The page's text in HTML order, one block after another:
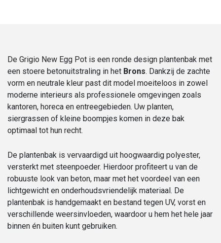
De Grigio New Egg Pot is een ronde design plantenbak met
een stoere betonuitstraling in het Brons. Dankzij de zachte
vorm en neutrale kleur past dit model moeiteloos in zowel
moderne interieurs als professionele omgevingen zoals
kantoren, horeca en entreegebieden. Uw planten,
siergrassen of kleine boompjes komen in deze bak
optimaal tot hun recht.
De plantenbak is vervaardigd uit hoogwaardig polyester,
versterkt met steenpoeder. Hierdoor profiteert u van de
robuuste look van beton, maar met het voordeel van een
lichtgewicht en onderhoudsvriendelijk materiaal. De
plantenbak is handgemaakt en bestand tegen UV, vorst en
verschillende weersinvloeden, waardoor u hem het hele jaar
binnen én buiten kunt gebruiken.